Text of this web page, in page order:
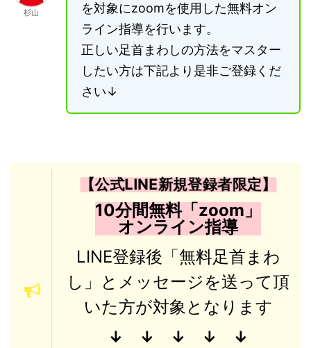
杉山
を対象にzoomを使用した無料オン
ライン指導を行います。
正しい足首まわしの方法をマスター
したい方は下記より是非ご登録くだ
さい↓
【公式LINE新規登録者限定】
10分間無料「zoom」
オンライン指導
LINE登録後「無料足首まわ
し」とメッセージを送って頂
いた方が対象となります
↓ ↓ ↓ ↓ ↓